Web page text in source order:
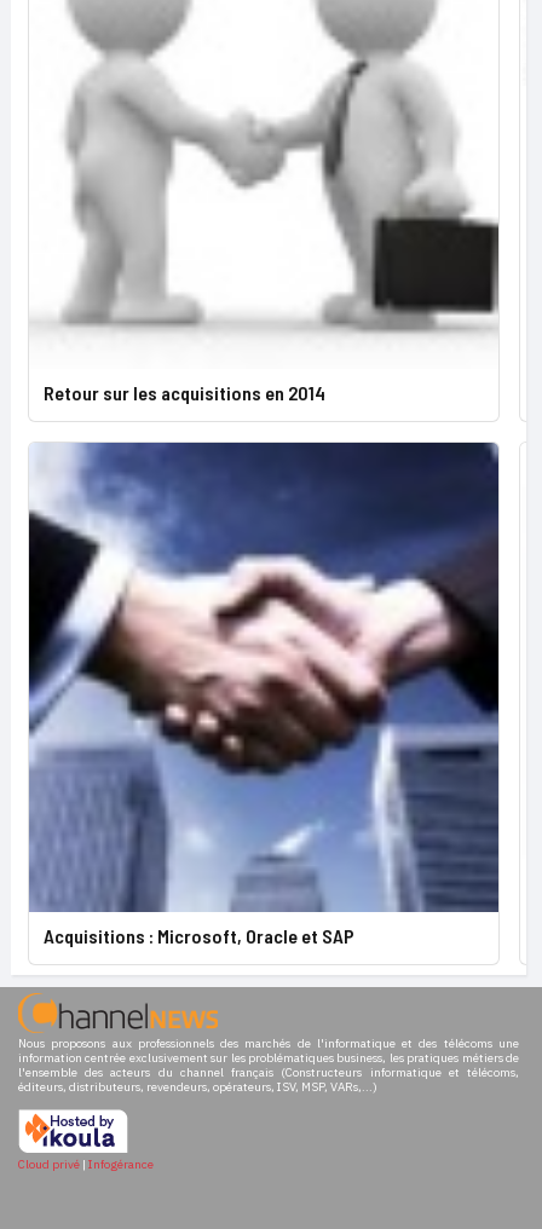
Retour sur les acquisitions en 2014
Acquisitions : Microsoft, Oracle et SAP
Nous proposons aux professionnels des marchés de l'informatique et des télécoms une
information centrée exclusivement sur les problématiques business, les pratiques métiers de
l'ensemble des acteurs du channel français (Constructeurs informatique et télécoms,
éditeurs, distributeurs, revendeurs, opérateurs, ISV, MSP, VARs,...)
Cloud privé | Infogérance